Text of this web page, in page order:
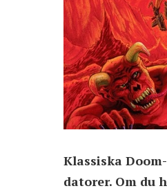
Klassiska
datorer. Om du